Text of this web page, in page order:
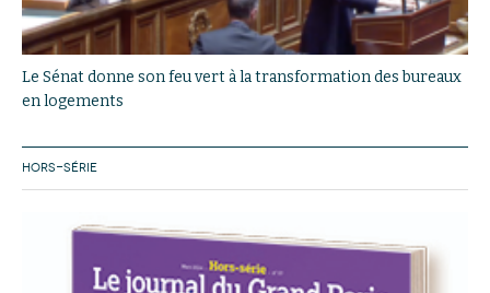
Le Sénat donne son feu vert à la transformation des bureaux
en logements
HORS-SÉRIE